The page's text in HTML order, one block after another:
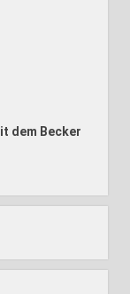
dem Becker